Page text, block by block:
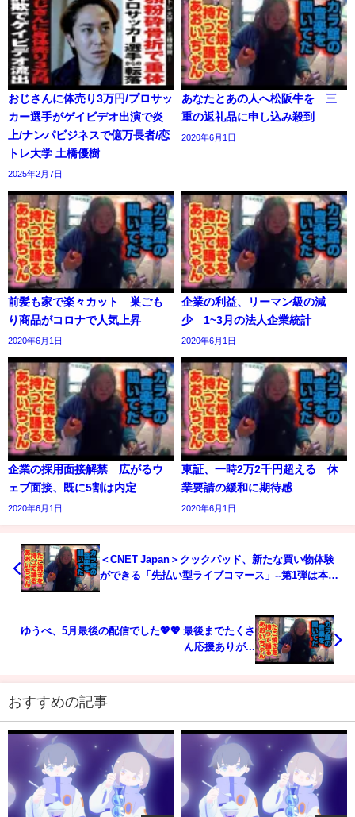
おじさんに体売り3万円/プロサッ
カー選手がゲイビデオ出演で炎
上/ナンパビジネスで億万長者/恋
トレ大学 土橋優樹
2025年2月7日
あなたとあの人へ松阪牛を 三
重の返礼品に申し込み殺到
2020年6月1日
前髪も家で楽々カット 巣ごも
り商品がコロナで人気上昇
2020年6月1日
企業の利益、リーマン級の減
少 1~3月の法人企業統計
2020年6月1日
企業の採用面接解禁 広がるウ
ェブ面接、既に5割は内定
2020年6月1日
東証、一時2万2千円超える 休
業要請の緩和に期待感
2020年6月1日
＜CNET Japan＞クックパッド、新たな買い物体験
ができる「先払い型ライブコマース」--第1弾は本ま
ゆうべ、5月最後の配信でした💖💖 最後までたくさ
ん応援ありが...
おすすめの記事